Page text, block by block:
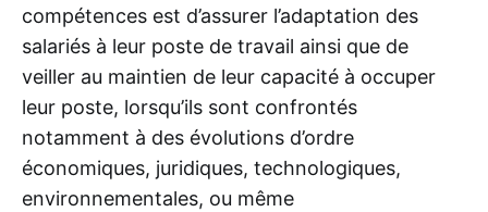
compétences est d’assurer l’adaptation des
salariés à leur poste de travail ainsi que de
veiller au maintien de leur capacité à occuper
leur poste, lorsqu’ils sont confrontés
notamment à des évolutions d’ordre
économiques, juridiques, technologiques,
environnementales, ou même